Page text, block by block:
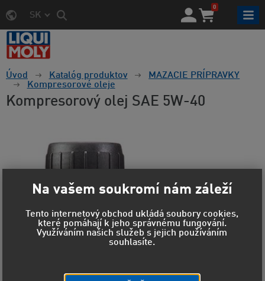
SK
0
Úvod Katalóg produktov
MAZACIE PRÍPRAVKY
Kompresorové oleje
Kompresorový olej SAE 5W-40
Na vašem soukromí nám záleží
Tento internetový obchod ukládá soubory cookies,
které pomáhají k jeho správnému fungování.
Využíváním našich služeb s jejich používáním
souhlasíte.